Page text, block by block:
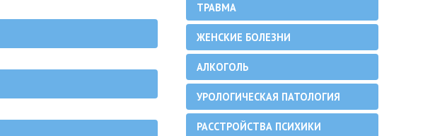
ТРАВМА
ЖЕНСКИЕ БОЛЕЗНИ
АЛКОГОЛЬ
УРОЛОГИЧЕСКАЯ ПАТОЛОГИЯ
РАССТРОЙСТВА ПСИХИКИ